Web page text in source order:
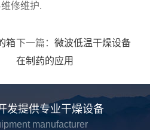
修维护.
箱下一篇： 微波低温干燥设备
在制药的应用
发提供专业干燥设备
manufacturer